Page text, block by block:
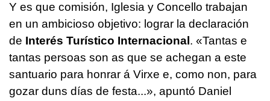
Y es que comisión, Iglesia y Concello trabajan
en un ambicioso objetivo: lograr la declaración
de Interés Turístico Internacional . «Tantas e
tantas persoas son as que se achegan a este
santuario para honrar á Virxe e, como non, para
gozar duns días de festa...», apuntó Daniel